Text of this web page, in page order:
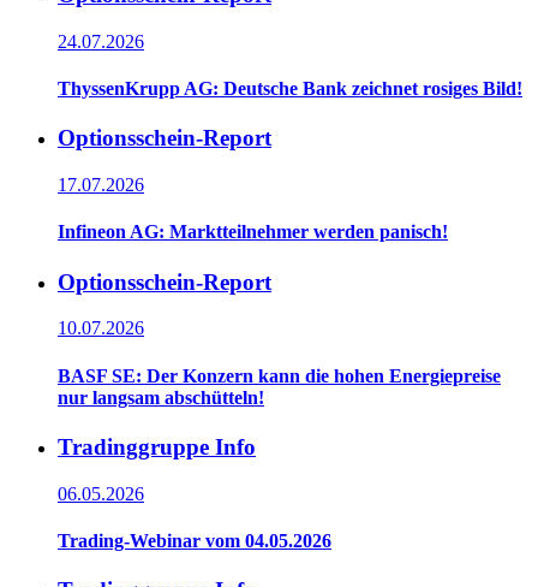
24.07.2026
ThyssenKrupp AG: Deutsche Bank zeichnet rosiges Bild!
Optionsschein-Report
17.07.2026
Infineon AG: Marktteilnehmer werden panisch!
Optionsschein-Report
10.07.2026
BASF SE: Der Konzern kann die hohen Energiepreise
nur langsam abschütteln!
Tradinggruppe Info
06.05.2026
Trading-Webinar vom 04.05.2026